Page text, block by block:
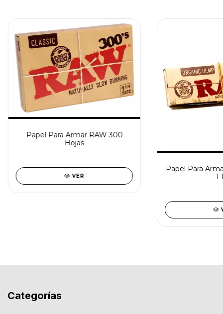
Papel Para Armar RAW 300
Hojas
VER
Papel Para
1
Categorías